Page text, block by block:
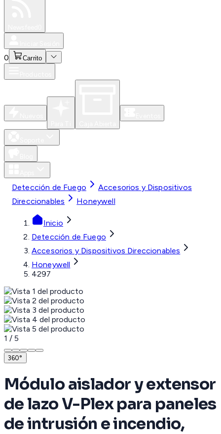
0 Carrito
Detección de Fuego
Accesorios y Dispositivos
Direccionables
Honeywell
Inicio
Detección de Fuego
Accesorios y Dispositivos Direccionables
Honeywell
4297
1 / 5
360°
Módulo aislador y extensor
de lazo V-Plex para paneles
de intrusión e incendio,